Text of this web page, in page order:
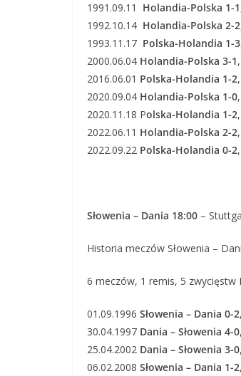
1991.09.11 Holandia-Polska 1-1
1992.10.14 Holandia-Polska 2-2
1993.11.17 Polska-Holandia 1-3
2000.06.04 Holandia-Polska 3-1
2016.06.01 Polska-Holandia 1-2
2020.09.04 Holandia-Polska 1-0
2020.11.18 Polska-Holandia 1-2
2022.06.11 Holandia-Polska 2-2
2022.09.22 Polska-Holandia 0-2
Słowenia – Dania 18:00 –
Historia meczów Słowenia –
6 meczów, 1 remis, 5 zwycięstw
01.09.1996 Słowenia – Dania 0-2
30.04.1997 Dania – Słowenia 4-0
25.04.2002 Dania – Słowenia 3-0
06.02.2008 Słowenia – Dania 1-2